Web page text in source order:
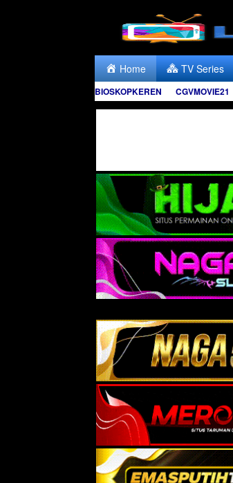
Home TV Series
BIOSKOPKEREN CGVMOVIE21